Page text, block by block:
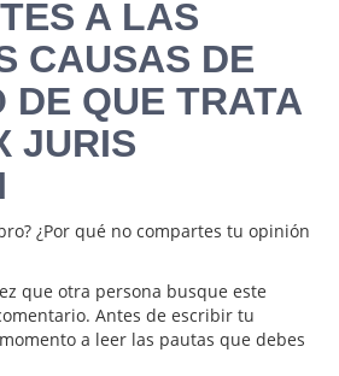
A LAS
CAUSAS DE
DE QUE TRATA
JURIS
¿Por qué no compartes tu opinión
que otra persona busque este
Antes de escribir tu
a leer las pautas que debes